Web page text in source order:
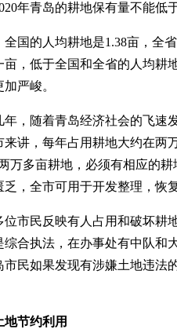
年青岛的耕地保有量不能低
的人均耕地是1.38亩，全省
亩，低于全国和全省的人均耕
严峻。
随着青岛经济社会的飞速
来讲，每年占用耕地大约在两
万多亩耕地，必须有相应的
，全市可用于开发整理，恢
民反映有人占用和破坏耕
合执法，在办事处有中队和
民如果发现有涉嫌土地违法
节约利用